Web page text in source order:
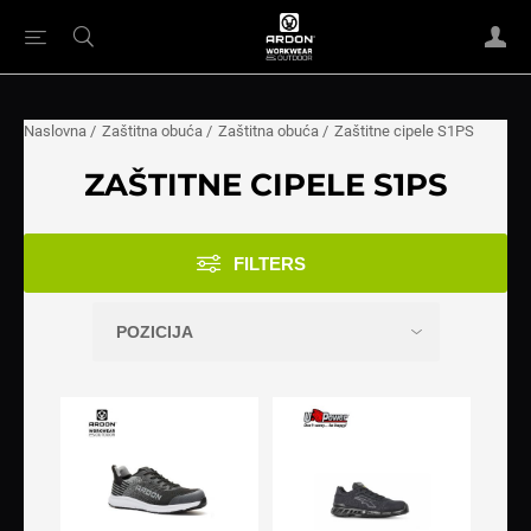
Naslovna / Zaštitna obuća / Zaštitna obuća / Zaštitne cipele S1PS
ZAŠTITNE CIPELE S1PS
FILTERS